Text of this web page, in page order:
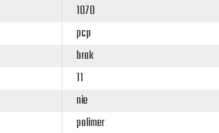
1070
pcp
brak
11
nie
polimer